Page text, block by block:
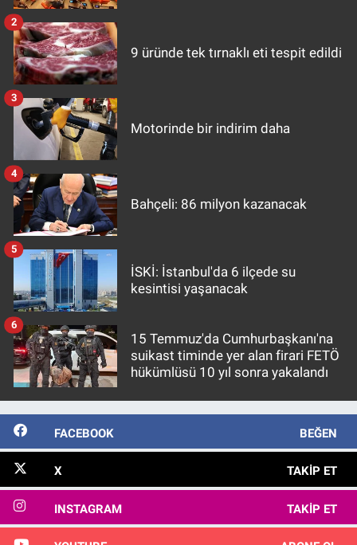
9 üründe tek tırnaklı eti tespit edildi
2
Motorinde bir indirim daha
3
Bahçeli: 86 milyon kazanacak
4
İSKİ: İstanbul'da 6 ilçede su
kesintisi yaşanacak
5
15 Temmuz'da Cumhurbaşkanı'na
suikast timinde yer alan firari FETÖ
hükümlüsü 10 yıl sonra yakalandı
6
FACEBOOK BEĞEN
X TAKIP ET
INSTAGRAM TAKIP ET